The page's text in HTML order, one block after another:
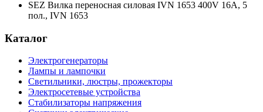
SEZ Вилка переносная силовая IVN 1653 400V 16А, 5
пол., IVN 1653
Каталог
Электрогенераторы
Лампы и лампочки
Светильники, люстры, прожекторы
Электросетевые устройства
Стабилизаторы напряжения